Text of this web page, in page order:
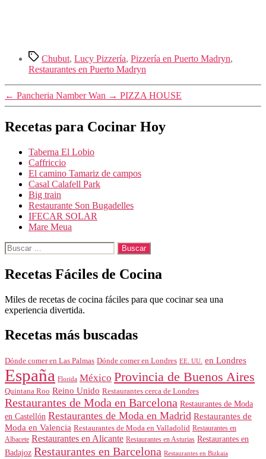
Etiquetas
Chubut, Lucy Pizzería, Pizzería en Puerto Madryn,
Restaurantes en Puerto Madryn
← Pancheria Namber Wan → PIZZA HOUSE
Recetas para Cocinar Hoy
Taberna El Lobio
Caffriccio
El camino Tamariz de campos
Casal Calafell Park
Big train
Restaurante Son Bugadelles
IFECAR SOLAR
Mare Meua
Buscar:
Recetas Fáciles de Cocina
Miles de recetas de cocina fáciles para que cocinar sea una
experiencia divertida.
Recetas más buscadas
Dónde comer en Las Palmas Dónde comer en Londres EE. UU. en Londres
España Florida México Provincia de Buenos Aires
Quintana Roo Reino Unido Restaurantes cerca de Londres
Restaurantes de Moda en Barcelona Restaurantes de Moda
en Castellón Restaurantes de Moda en Madrid Restaurantes de
Moda en Valencia Restaurantes de Moda en Valladolid Restaurantes en
Albacete Restaurantes en Alicante Restaurantes en Asturias Restaurantes en
Badajoz Restaurantes en Barcelona Restaurantes en Bizkaia